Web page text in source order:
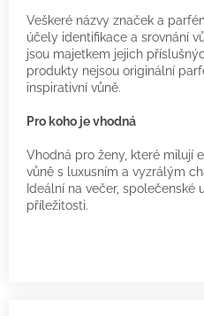
Veškeré názvy značek a
účely identifikace a srovnání
jsou majetkem jejich
produkty nejsou originální
inspirativní vůně.
Pro koho je vhodná
Vhodná pro ženy, které milují
vůně s luxusním a vyzrálým
Ideální na večer, společenské
příležitosti.